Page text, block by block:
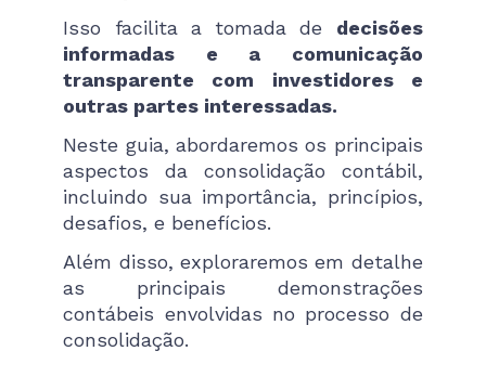
Isso facilita a tomada de decisões
informadas e a comunicação
transparente com investidores e
outras partes interessadas.
Neste guia, abordaremos os principais
aspectos da consolidação contábil,
incluindo sua importância, princípios,
desafios, e benefícios.
Além disso, exploraremos em detalhe
as principais demonstrações
contábeis envolvidas no processo de
consolidação.